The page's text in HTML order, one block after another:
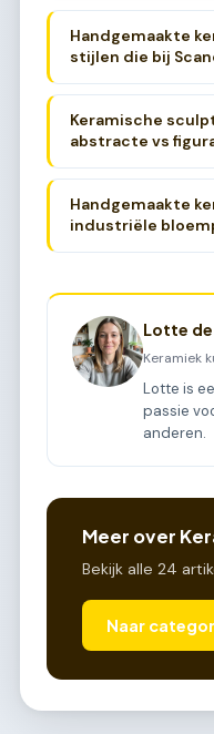
Handgemaakte
stijlen die bij
Keramische
abstracte vs
Handgemaakte
industriële
Lotte de
Keramiek
Lotte is
passie
anderen.
Meer over
Bekijk alle 24
Naar